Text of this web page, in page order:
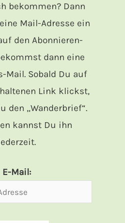
bekommen? Dann
Mail-Adresse ein
den Abonnieren-
dann eine
Mail. Sobald Du auf
Link klickst,
den „Wanderbrief“.
kannst Du ihn
E-Mail: